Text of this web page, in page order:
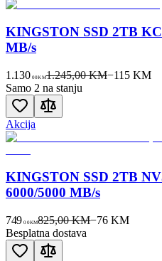
KINGSTON SSD 2TB
MB/s
1.130 00KM1.245,00 KM−115KM
Samo 2 na stanju
Akcija
KINGSTON SSD 2TB
6000/5000 MB/s
749 00KM825,00 KM−76 KM
Besplatna dostava